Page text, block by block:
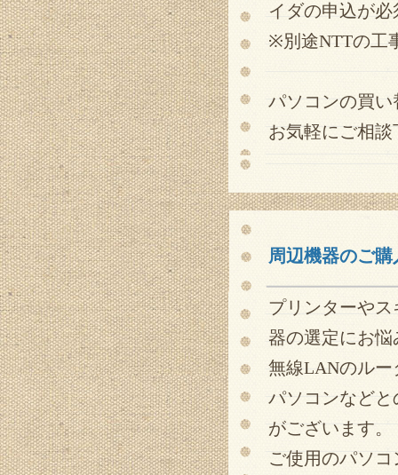
イダの申込が
※別途NTTの工
パソコンの買
お気軽にご相
周辺機器のご
プリンターや
器の選定にお
無線LANのル
パソコンなど
がございます。
ご使用のパソ